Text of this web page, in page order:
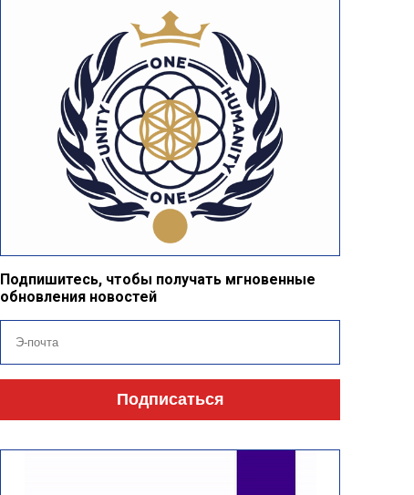
Подпишитесь, чтобы получать мгновенные
обновления новостей
Подписаться